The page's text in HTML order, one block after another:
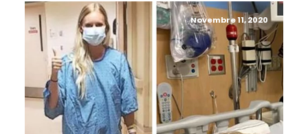
Novembre 11, 2020